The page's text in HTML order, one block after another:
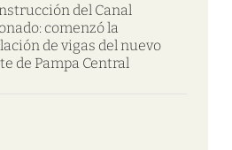
del Canal
comenzó la
de vigas del nuevo
de Pampa Central